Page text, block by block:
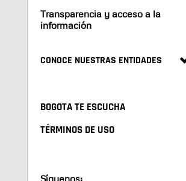
Transparencia y acceso a la
información
CONOCE NUESTRAS ENTIDADES
BOGOTA TE ESCUCHA
TÉRMINOS DE USO
Síguenos: